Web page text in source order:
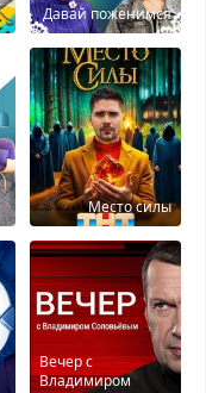
Давай поженимся
Место силы
Вечер с
Владимиром